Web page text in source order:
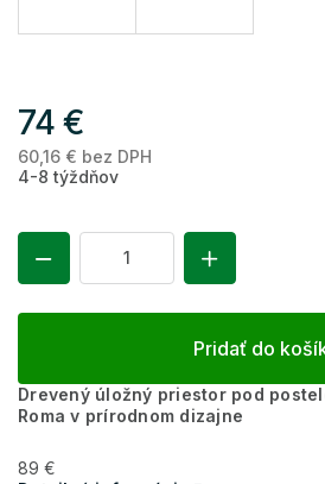
74 €
60,16 € bez DPH
4-8 týždňov
Pridať do
Drevený úložný priestor pod
Roma v prírodnom dizajne
89 €